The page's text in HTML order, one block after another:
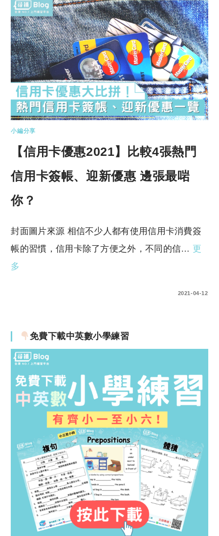
小編分享
【信用卡優惠2021】比較4張熱門
信用卡簽帳、迎新優惠 邊張最啱
你？
封面圖片來源 相信不少人都有使用信用卡消費簽
帳的習慣，信用卡除了方便之外，不同的信… 更
多
2021-04-12
免費下載中英數小學練習